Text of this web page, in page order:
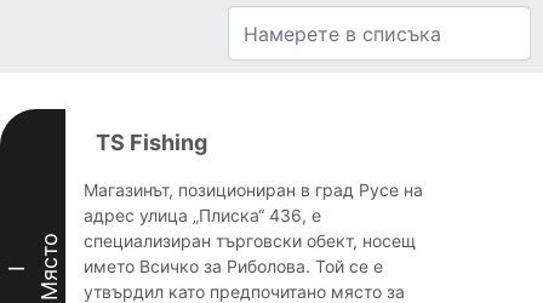
I Място
TS Fishing
Магазинът, позициониран в град Русе на
адрес улица „Плиска“ 436, е
специализиран търговски обект, носещ
името Всичко за Риболова. Той се е
утвърдил като предпочитано място за